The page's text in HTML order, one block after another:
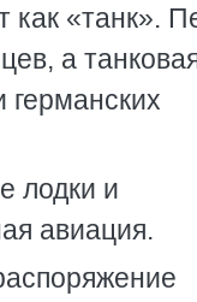
как «танк».
а
германских
лодки и
авиация.